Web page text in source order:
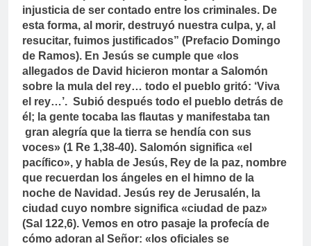
injusticia de ser contado entre los criminales. De
esta forma, al morir, destruyó nuestra culpa, y, al
resucitar, fuimos justificados” (Prefacio Domingo
de Ramos). En Jesús se cumple que «los
allegados de David hicieron montar a Salomón
sobre la mula del rey… todo el pueblo gritó: ‘Viva
el rey…’. Subió después todo el pueblo detrás de
él; la gente tocaba las flautas y manifestaba tan
gran alegría que la tierra se hendía con sus
voces» (1 Re 1,38-40). Salomón significa «el
pacífico», y habla de Jesús, Rey de la paz, nombre
que recuerdan los ángeles en el himno de la
noche de Navidad. Jesús rey de Jerusalén, la
ciudad cuyo nombre significa «ciudad de paz»
(Sal 122,6). Vemos en otro pasaje la profecía de
cómo adoran al Señor: «los oficiales se